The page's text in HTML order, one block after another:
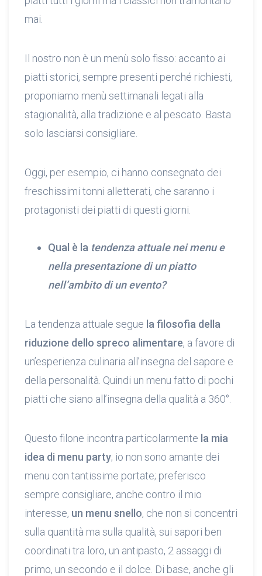
mai.
Il nostro non è un menù solo fisso: accanto ai
piatti storici, sempre presenti perché richiesti,
proponiamo menù settimanali legati alla
stagionalità, alla tradizione e al pescato. Basta
solo lasciarsi consigliare.
Oggi, per esempio, ci hanno consegnato dei
freschissimi tonni alletterati, che saranno i
protagonisti dei piatti di questi giorni.
Qual è la tendenza attuale nei menu e
nella presentazione di un piatto
nell’ambito di un evento?
La tendenza attuale segue la filosofia della
riduzione dello spreco alimentare, a favore di
un’esperienza culinaria all’insegna del sapore e
della personalità. Quindi un menu fatto di pochi
piatti che siano all’insegna della qualità a 360°.
Questo filone incontra particolarmente la mia
idea di menu party; io non sono amante dei
menu con tantissime portate; preferisco
sempre consigliare, anche contro il mio
interesse, un menu snello, che non si concentri
sulla quantità ma sulla qualità, sui sapori ben
coordinati tra loro, un antipasto, 2 assaggi di
primo, un secondo e il dolce. Di base, anche gli